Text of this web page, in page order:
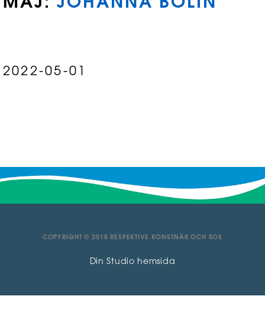
MAJ:JOHANNA BOLIN
2022-05-01
COPYRIGHT © 2018 RESPEKTIVE KONSTNÄR OCH SOS
Din Studio hemsida